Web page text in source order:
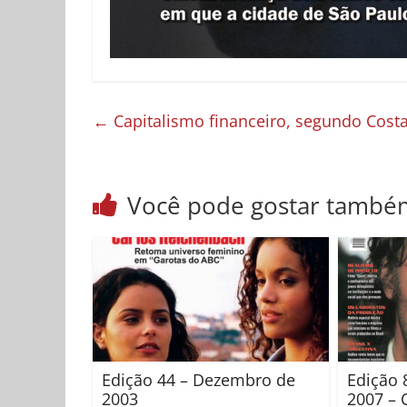
← Capitalismo financeiro, segundo
Você pode gostar
Edição 44 – Dezembro de
2003
Edição
2007 –